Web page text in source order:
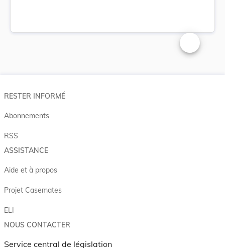
Changer la
RESTER INFORMÉ
Abonnements
RSS
ASSISTANCE
Aide et à propos
Projet Casemates
ELI
NOUS CONTACTER
Service central de législation